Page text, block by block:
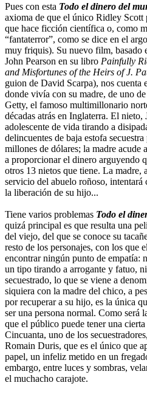
Pues con esta Todo el dinero del
axioma de que el único Ridley Scott
que hace ficción científica o, como
“fantaterror”, como se dice en el
muy friquis). Su nuevo film, basado
John Pearson en su libro Painfully
and Misfortunes of the Heirs of J.
guion de David Scarpa), nos cuenta
donde vivía con su madre, de uno
Getty, el famoso multimillonario
décadas atrás en Inglaterra. El
adolescente de vida tirando a
delincuentes de baja estofa
millones de dólares; la madre acude
a proporcionar el dinero arguyendo
otros 13 nietos que tiene. La madre,
servicio del abuelo roñoso,
la liberación de su hijo...
Tiene varios problemas Todo el
quizá principal es que resulta una
del viejo, del que se conoce su
resto de los personajes, con los que
encontrar ningún punto de empatía:
un tipo tirando a arrogante y fatuo,
secuestrado, lo que se viene a
siquiera con la madre del chico, a
por recuperar a su hijo, es la única
ser una persona normal. Como será
que el público puede tener una
Cincuanta, uno de los
Romain Duris, que es el único que
papel, un infeliz metido en un
embargo, entre luces y sombras,
el muchacho carajote.